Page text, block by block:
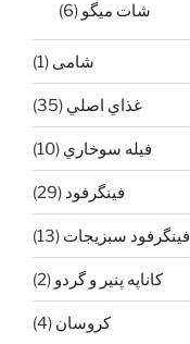
شات ميگو (6)
شامی (1)
غذاي اصلي (35)
فيله سوخاري (10)
فينگرفود (29)
فينگرفود سبزيجات (13)
كاناپه پنير و گردو (2)
كروسان (4)